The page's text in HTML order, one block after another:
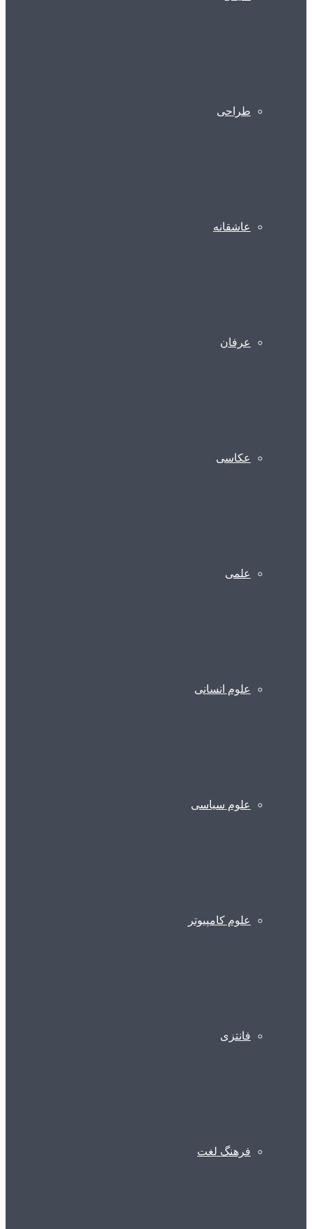
طراحی
عاشقانه
عرفان
عکاسی
علمی
علوم انسانی
علوم سیاسی
علوم کامپیوتر
فانتزی
فرهنگ لغت